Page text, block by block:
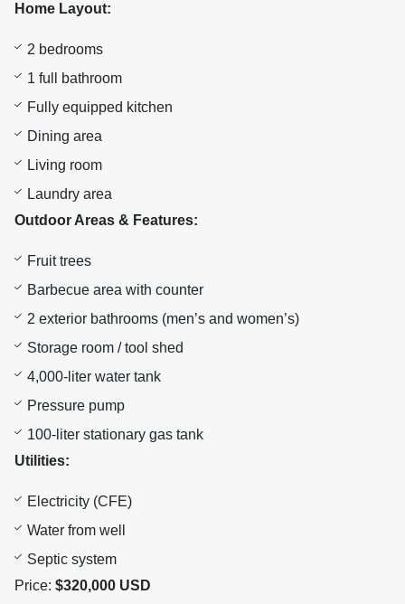
Home Layout:
2 bedrooms
1 full bathroom
Fully equipped kitchen
Dining area
Living room
Laundry area
Outdoor Areas & Features:
Fruit trees
Barbecue area with counter
2 exterior bathrooms (men’s and women’s)
Storage room / tool shed
4,000-liter water tank
Pressure pump
100-liter stationary gas tank
Utilities:
Electricity (CFE)
Water from well
Septic system
Price: $320,000 USD